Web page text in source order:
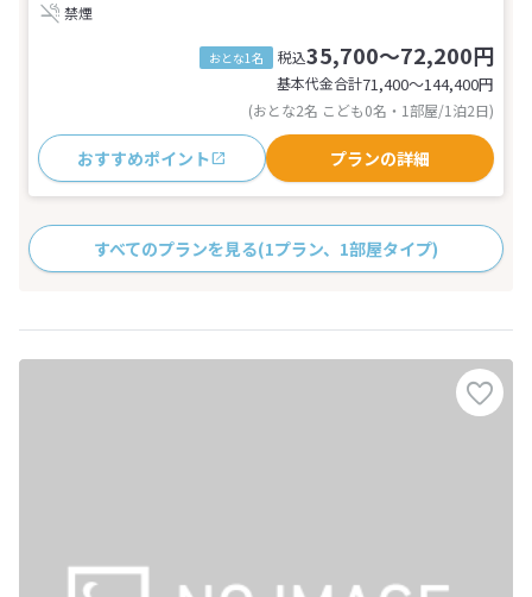
禁煙
おとな1名 税込35,700～72,200円
基本代金合計71,400〜144,400円
(おとな2名 こども0名・1部屋/1泊2日)
おすすめポイント プランの詳細
すべてのプランを見る(1プラン、1部屋タイプ)